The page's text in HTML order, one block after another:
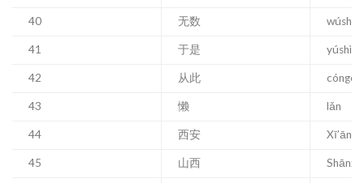
40 无数 wúshù
41 于是 yúshì
42 从此 cóngcǐ
43 懒 lǎn
44 西安 Xī’ān
45 山西 Shānxī